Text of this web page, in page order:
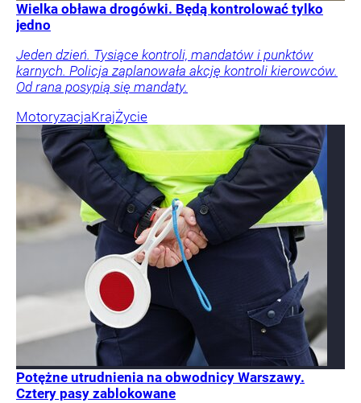
Wielka obława drogówki. Będą kontrolować tylko
jedno
Jeden dzień. Tysiące kontroli, mandatów i punktów
karnych. Policja zaplanowała akcję kontroli kierowców.
Od rana posypią się mandaty.
MotoryzacjaKrajŻycie
Potężne utrudnienia na obwodnicy Warszawy.
Cztery pasy zablokowane